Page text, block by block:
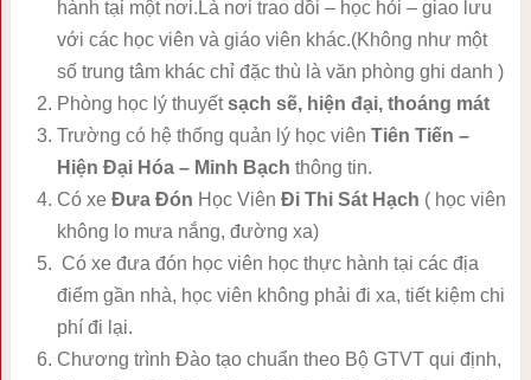
hành tại một nơi.Là nơi trao dồi – học hỏi – giao lưu
với các học viên và giáo viên khác.(Không như một
số trung tâm khác chỉ đặc thù là văn phòng ghi danh )
Phòng học lý thuyếtsạch sẽ, hiện đại, thoáng mát
Trường có hệ thống quản lý học viên Tiên Tiến –
Hiện Đại Hóa – Minh Bạch thông tin.
Có xe Đưa Đón Học Viên Đi Thi Sát Hạch ( học viên
không lo mưa nắng, đường xa)
Có xe đưa đón học viên học thực hành tại các địa
điểm gần nhà, học viên không phải đi xa, tiết kiệm chi
phí đi lại.
Chương trình Đào tạo chuẩn theo Bộ GTVT qui định,